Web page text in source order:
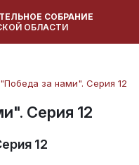
СОБРАНИЕ
ОБЛАСТИ
за нами". Серия 12
Серия 12
12